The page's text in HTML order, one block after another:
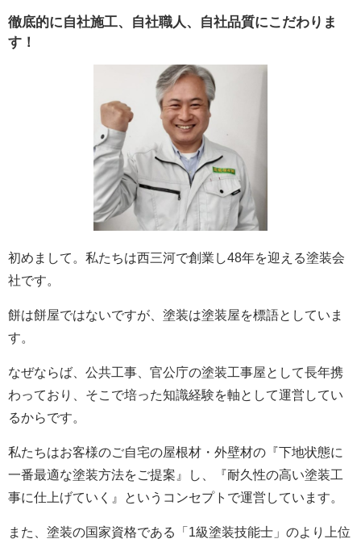
徹底的に自社施工、自社職人、自社品質にこだわりま
す！
初めまして。私たちは西三河で創業し48年を迎える塗装会
社です。
餅は餅屋ではないですが、塗装は塗装屋を標語としていま
す。
なぜならば、公共工事、官公庁の塗装工事屋として長年携
わっており、そこで培った知識経験を軸として運営してい
るからです。
私たちはお客様のご自宅の屋根材・外壁材の『下地状態に
一番最適な塗装方法をご提案』し、『耐久性の高い塗装工
事に仕上げていく』というコンセプトで運営しています。
また、塗装の国家資格である「1級塗装技能士」のより上位